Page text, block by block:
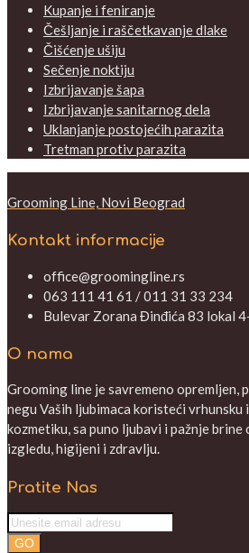
Kupanje i feniranje
Češljanje i raščetkavanje dlake
Čišćenje ušiju
Sečenje noktiju
Izbrijavanje šapa
Izbrijavanje sanitarnog dela
Uklanjanje postojećih parazita
Tretman protiv parazita
Grooming Line, Novi Beograd
Kontakt informacije
office@groomingline.rs
063 111 41 61 / 011 31 33 234
Bulevar Zorana Đinđića 83 lokal
O nama
Grooming line je savremeno opremljen,
negu Vaših ljubimaca koristeći vrhunsku
kozmetiku, sa puno ljubavi i pažnje brine
izgledu, higijeni i zdravlju.
Pratite Nas